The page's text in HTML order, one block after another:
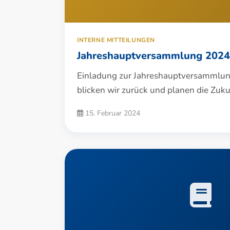
INTERNE MITTEILUNGEN
Jahreshauptversammlung 2024
Einladung zur
blicken wir zurück und planen die
15. Februar 2024